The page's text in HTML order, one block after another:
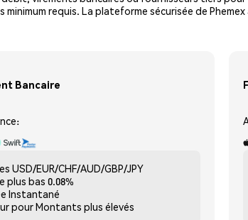
requis. La plateforme sécurisée de Phemex
Bancaire
USD/EUR/CHF/AUD/GBP/JPY
plus bas 0.08%
Instantané
pourMontants plus élevés